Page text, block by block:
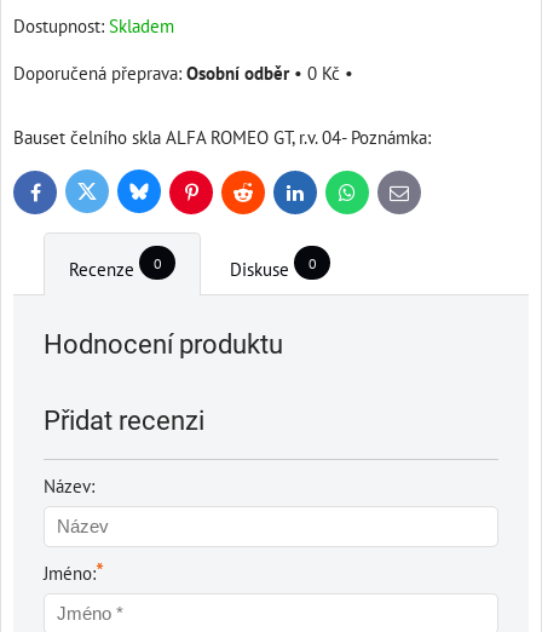
Dostupnost: Skladem
Osobní odběr • 0 Kč •
Bauset čelního skla ALFA ROMEO GT, r.v. 04- Poznámka:
FacebookTwitter BlueskyPinterestReddit LinkedInWhatsApp
E-
mail
Recenze 0 Diskuse 0
Hodnocení produktu
Přidat recenzi
Název:
Jméno:*